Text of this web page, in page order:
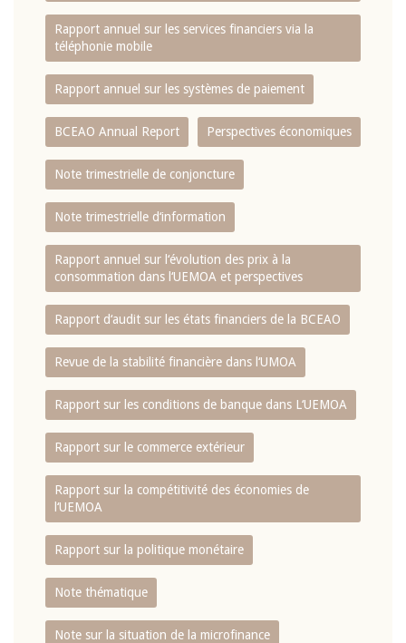
Rapport annuel sur les services financiers via la
téléphonie mobile
Rapport annuel sur les systèmes de paiement
BCEAO Annual Report Perspectives économiques
Note trimestrielle de conjoncture
Note trimestrielle d‘information
Rapport annuel sur l‘évolution des prix à la
consommation dans l‘UEMOA et perspectives
Rapport d‘audit sur les états financiers de la BCEAO
Revue de la stabilité financière dans l‘UMOA
Rapport sur les conditions de banque dans L‘UEMOA
Rapport sur le commerce extérieur
Rapport sur la compétitivité des économies de
l‘UEMOA
Rapport sur la politique monétaire
Note thématique
Note sur la situation de la microfinance